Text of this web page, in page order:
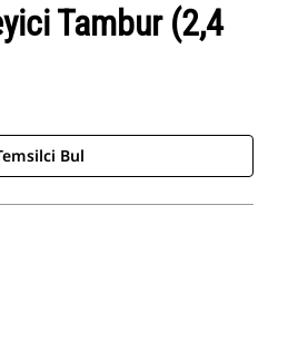
Tambur (2,4
Bul